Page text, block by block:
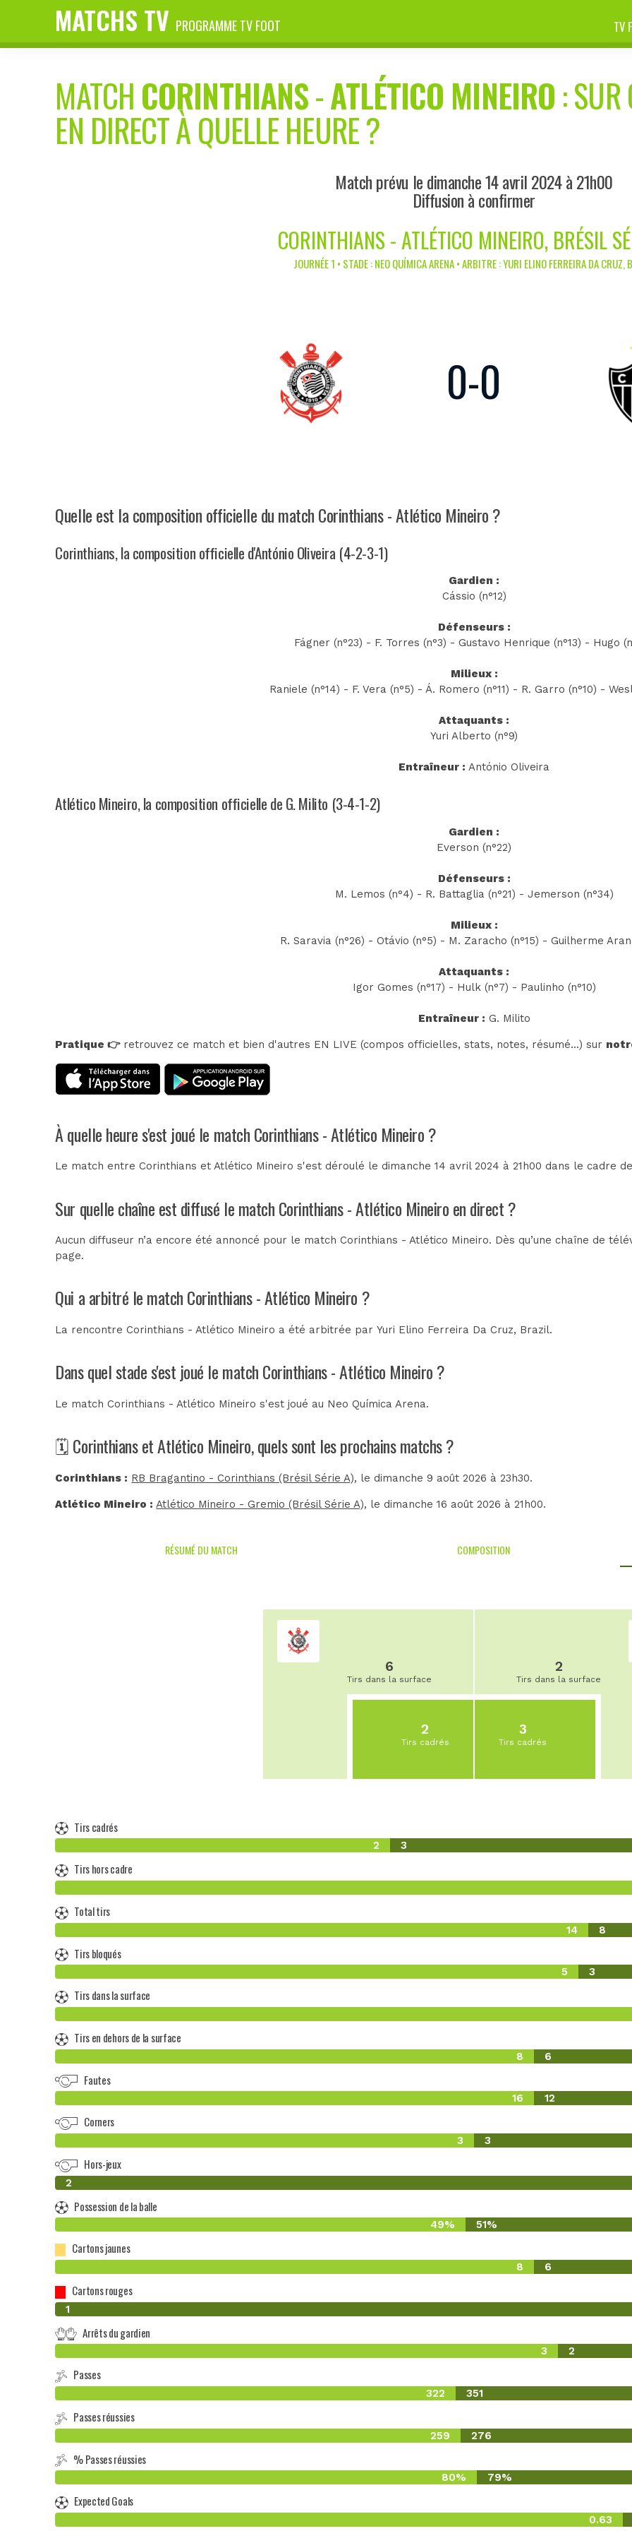
MATCHS TV PROGRAMME TV FOOT TV
MATCHCORINTHIANS-ATLÉTICO MINEIRO: SUR
EN DIRECT À QUELLE HEURE ?
Match prévu le dimanche 14 avril 2024 à 21h00
Diffusion à confirmer
CORINTHIANS - ATLÉTICO MINEIRO, BRÉSIL
JOURNÉE 1 • STADE : NEO QUÍMICA ARENA • ARBITRE : YURI ELINO FERREIRA DA CRUZ,
0-0
Quelle est la composition officielle du match Corinthians - Atlético Mineiro ?
Corinthians, la composition officielle d'António Oliveira (4-2-3-1)
Gardien :
Cássio (n°12)
Défenseurs :
Fágner (n°23) - F. Torres (n°3) - Gustavo Henrique (n°13) - Hugo
Milieux :
Raniele (n°14) - F. Vera (n°5) - Á. Romero (n°11) - R. Garro (n°10) -
Attaquants :
Yuri Alberto (n°9)
Entraîneur : António Oliveira
Atlético Mineiro, la composition officielle de G. Milito (3-4-1-2)
Gardien :
Everson (n°22)
Défenseurs :
M. Lemos (n°4) - R. Battaglia (n°21) - Jemerson (n°34)
Milieux :
R. Saravia (n°26) - Otávio (n°5) - M. Zaracho (n°15) - Guilherme
Attaquants :
Igor Gomes (n°17) - Hulk (n°7) - Paulinho (n°10)
Entraîneur : G. Milito
Pratique 👉retrouvez ce match et bien d'autres EN LIVE (compos officielles, stats, notes, résumé...) sur
À quelle heure s'est joué le match Corinthians - Atlético Mineiro ?
Le match entre Corinthians et Atlético Mineiro s'est déroulé le dimanche 14 avril 2024 à 21h00 dans le cadre
Sur quelle chaîne est diffusé le match Corinthians - Atlético Mineiro en direct ?
Aucun diffuseur n’a encore été annoncé pour le match Corinthians - Atlético Mineiro. Dès qu’une chaîne de
page.
Qui a arbitré le match Corinthians - Atlético Mineiro ?
La rencontre Corinthians - Atlético Mineiro a été arbitrée parYuri Elino Ferreira Da Cruz, Brazil.
Dans quel stade s'est joué le match Corinthians - Atlético Mineiro ?
Le match Corinthians - Atlético Mineiro s'est joué au Neo Química Arena.
🗓️ Corinthians et Atlético Mineiro, quels sont les prochains matchs ?
Corinthians : RB Bragantino - Corinthians (Brésil Série A), le dimanche 9 août 2026 à 23h30.
Atlético Mineiro : Atlético Mineiro - Gremio (Brésil Série A), le dimanche 16 août 2026 à 21h00.
RÉSUMÉ DU MATCH COMPOSITION
6
Tirs dans la surface
2
Tirs cadrés
2
Tirs dans la surface
3
Tirs cadrés
Tirs cadrés
2 3
Tirs hors cadre
Total tirs
14 8
Tirs bloqués
5 3
Tirs dans la surface
Tirs en dehors de la surface
8 6
Fautes
16 12
Corners
3 3
Hors-jeux
0
2
Possession de la balle
49% 51%
Cartons jaunes
8 6
Cartons rouges
0
1
Arrêts du gardien
3 2
Passes
322 351
Passes réussies
259 276
% Passes réussies
80% 79%
Expected Goals
0.63